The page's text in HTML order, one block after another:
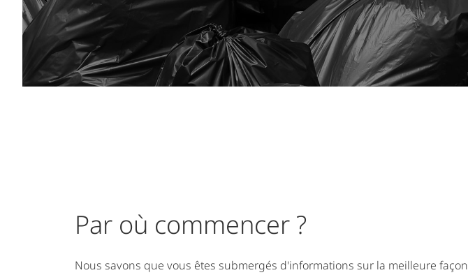
Par où commencer ?
Nous savons que vous êtes submergés d'informations sur la meilleure façon